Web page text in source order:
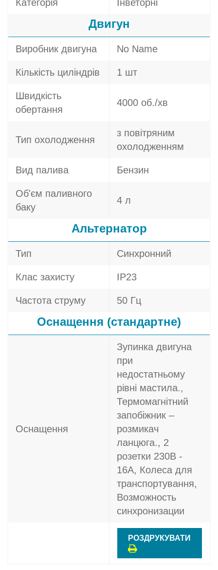
Категорія Інветорні
Двигун
Виробник двигуна No Name
Кількість циліндрів 1 шт
Швидкість
обертання
4000 об./хв
Тип охолодження
з повітряним
охолодженням
Вид палива Бензин
Об'єм паливного
баку
4 л
Альтернатор
Тип Синхронний
Клас захисту IP23
Частота струму 50 Гц
Оснащення (стандартне)
Оснащення
Зупинка двигуна
при
недостатньому
рівні мастила.,
Термомагнітний
запобіжник –
розмикач
ланцюга., 2
розетки 230В -
16A, Колеса для
транспортування,
Возможность
синхронизации
РОЗДРУКУВАТИ